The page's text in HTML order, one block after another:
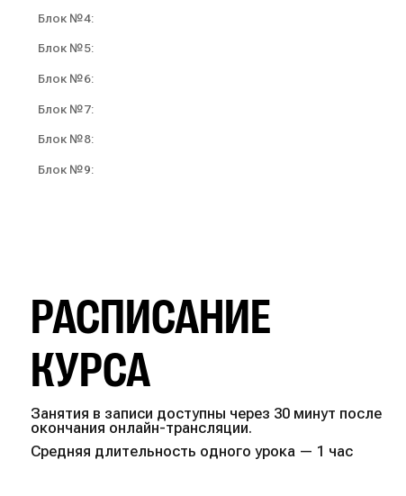
Блок №4:
Блок №5:
Блок №6:
Блок №7:
Блок №8:
Блок №9:
РАСПИСАНИЕ
КУРСА
Занятия в записи доступны через 30 минут после
окончания онлайн-трансляции.
Средняя длительность одного урока — 1 час